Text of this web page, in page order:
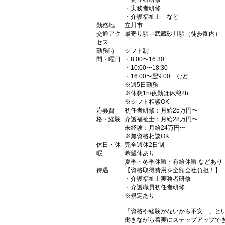
・実務者研修
・介護福祉士 など
勤務地
立川市
交通アク
セス
最寄り駅⇒武蔵砂川駅（徒歩圏内）
勤務時
間・曜日
シフト制
・8:00〜16:30
・10:00〜18:30
・16:00〜翌9:00 など
※週5日勤務
※休憩1h/夜勤は休憩2h
※シフト相談OK
応募資
格・経験
初任者研修：月給25万円〜
介護福祉士：月給28万円〜
未経験：月給24万円〜
※無資格相談OK
休日・休
暇
完全週休2日制
希望休あり
夏季・冬季休暇・有給休暇 などあり
待遇
【資格取得費用を全額会社負担！】
・介護福祉士実務者研修
・介護職員初任者研修
※規定あり
「資格や経験がないから不安…」と
働きながら着実にステップアップでき